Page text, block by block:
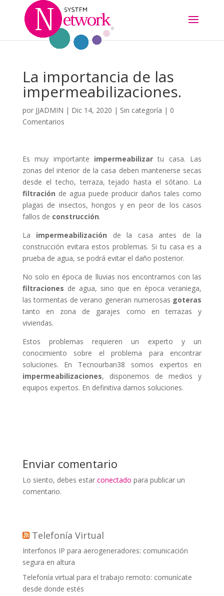
La importancia de las
impermeabilizaciones.
por JJADMIN | Dic 14, 2020 | Sin categoría | 0
Comentarios
Es muy importante impermeabilizartu casa. Las
zonas del interior de la casa deben mantenerse secas
desde el techo, terraza, tejado hasta el sótano. La
filtración de agua puede producir daños tales como
plagas de insectos, hongos y en peor de los casos
fallos de construcción.
La impermeabilización de la casa antes de la
construcción evitara estos problemas. Si tu casa es a
prueba de agua, se podrá evitar el daño posterior.
No solo en época de lluvias nos encontramos con las
filtraciones de agua, sino que en época veraniega,
las tormentas de verano generan numerosas goteras
tanto en zona de garajes como en terrazas y
viviendas.
Estos problemas requieren un experto y un
conocimiento sobre el problema para encontrar
soluciones. En Tecnourban38 somos expertos en
impermeabilizaciones, disponemos de medios y
equipos expertos. En definitiva damos soluciones.
Enviar comentario
Lo siento, debes estar conectado para publicar un
comentario.
Telefonía Virtual
Interfonos IP para aerogeneradores: comunicación
segura en altura
Telefonía virtual para el trabajo remoto: comunícate
desde donde estés